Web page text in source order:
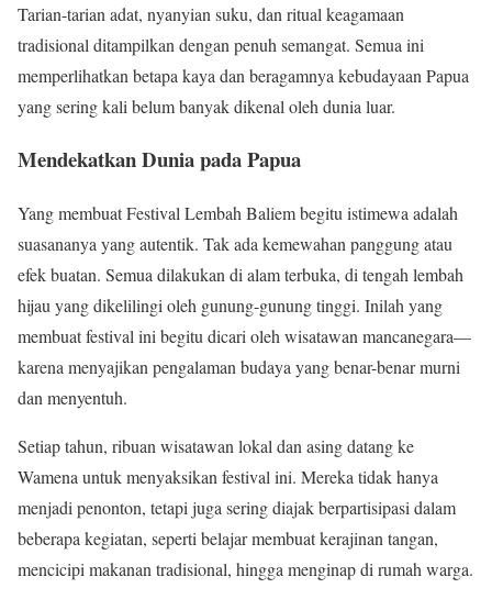
Tarian-tarian adat, nyanyian suku, dan ritual keagamaan
tradisional ditampilkan dengan penuh semangat. Semua ini
memperlihatkan betapa kaya dan beragamnya kebudayaan Papua
yang sering kali belum banyak dikenal oleh dunia luar.
Mendekatkan Dunia pada Papua
Yang membuat Festival Lembah Baliem begitu istimewa adalah
suasananya yang autentik. Tak ada kemewahan panggung atau
efek buatan. Semua dilakukan di alam terbuka, di tengah lembah
hijau yang dikelilingi oleh gunung-gunung tinggi. Inilah yang
membuat festival ini begitu dicari oleh wisatawan mancanegara—
karena menyajikan pengalaman budaya yang benar-benar murni
dan menyentuh.
Setiap tahun, ribuan wisatawan lokal dan asing datang ke
Wamena untuk menyaksikan festival ini. Mereka tidak hanya
menjadi penonton, tetapi juga sering diajak berpartisipasi dalam
beberapa kegiatan, seperti belajar membuat kerajinan tangan,
mencicipi makanan tradisional, hingga menginap di rumah warga.